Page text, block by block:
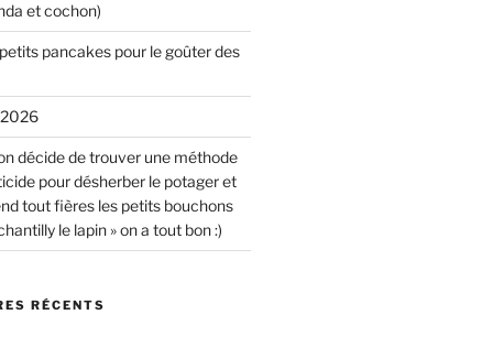
et cochon)
pancakes pour le goûter des
décide de trouver une méthode
pour désherber le potager et
tout fières les petits bouchons
le lapin » on a tout bon :)
RÉCENTS